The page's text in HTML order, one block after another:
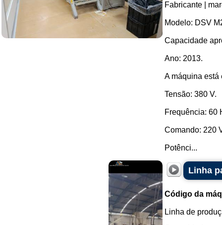
Fabricante |
Modelo: DSV
Capacidade
Ano: 2013.
A máquina está
Tensão: 380 V.
Frequência: 60
Comando: 220
Potênci...
Linha
Código da
Linha de